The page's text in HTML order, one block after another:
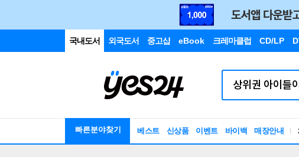
국내도서 외국도서 중고샵 eBook 크레마클럽 CD/LP
빠른분야찾기 베스트 신상품 이벤트 바이백 매장안내